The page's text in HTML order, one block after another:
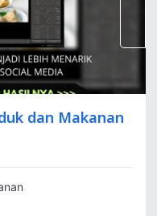
dan Makanan